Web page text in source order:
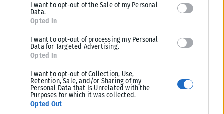
I want to opt-out of the Sale of my Personal
Data.
Opted In
I want to opt-out of processing my Personal
Data for Targeted Advertising.
Opted In
I want to opt-out of Collection, Use,
Retention, Sale, and/or Sharing of my
Personal Data that Is Unrelated with the
Purposes for which it was collected.
Opted Out